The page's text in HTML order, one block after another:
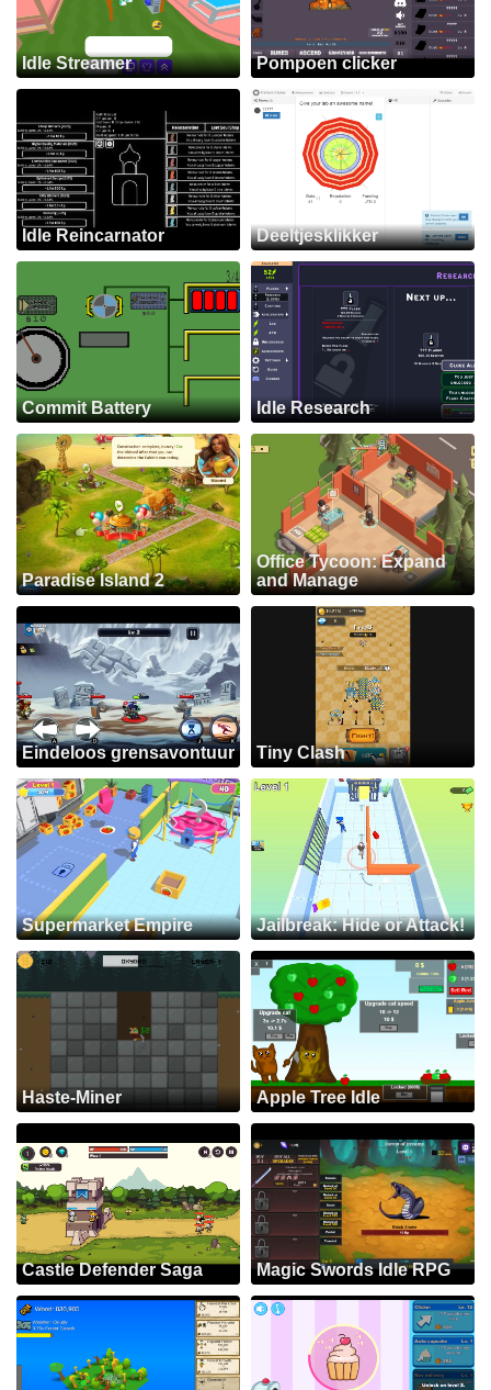
Idle Streamer Pompoen clicker
Idle Reincarnator Deeltjesklikker
Commit Battery Idle Research
Paradise Island 2
Office Tycoon: Expand
and Manage
Eindeloos grensavontuur Tiny Clash
Supermarket Empire Jailbreak: Hide or Attack!
Haste-Miner Apple Tree Idle
Castle Defender Saga Magic Swords Idle RPG